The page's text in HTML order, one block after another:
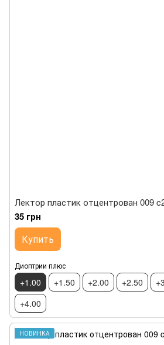
Лектор пластик отцентрован 009
35 грн
Купить
Диоптрии плюс
+1.00 +1.50 +2.00 +2.50
+4.00
НОВИНКА